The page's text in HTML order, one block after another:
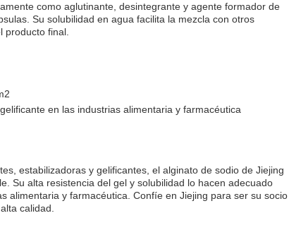
como aglutinante, desintegrante y agente formador de
Su solubilidad en agua facilita la mezcla con otros
producto final.
en las industrias alimentaria y farmacéutica
estabilizadoras y gelificantes, el alginato de sodio de Jiejing
Su alta resistencia del gel y solubilidad lo hacen adecuado
alimentaria y farmacéutica. Confíe en Jiejing para ser su socio
calidad.